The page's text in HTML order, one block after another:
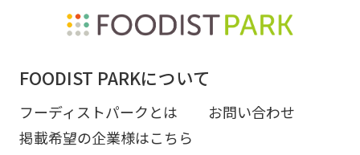
FOODIST PARKについて
フーディストパークとは
お問い合わせ
掲載希望の企業様はこちら